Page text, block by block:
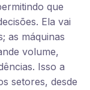
que
Ela vai
as máquinas
volume,
Isso a
setores, desde